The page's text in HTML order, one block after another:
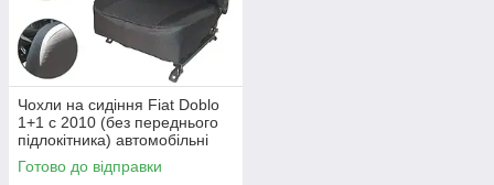
Чохли на сидіння Fiat Doblo
1+1 c 2010 (без переднього
підлокітника) автомобільні
чохли Фіат Добло Prestige
(СТ)
Готово до відправки